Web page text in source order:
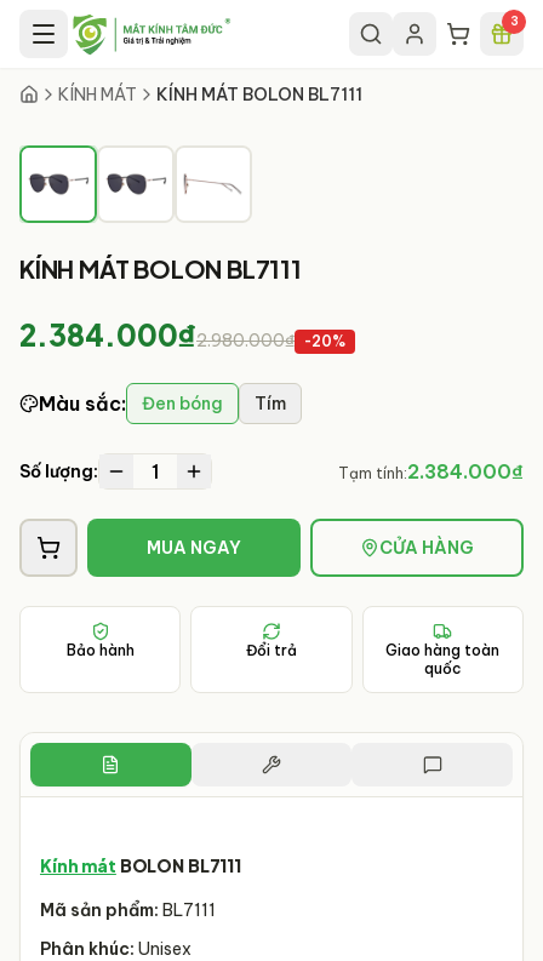
Chuyển đến nội dung chính 3
KÍNH MÁT KÍNH MÁT BOLON BL7111
KÍNH MÁT BOLON BL7111
2.384.000₫2.980.000₫ -20%
Màu sắc: Đen bóng Tím
Số lượng: 1 Tạm tính:2.384.000₫
MUA NGAY CỬA HÀNG
Bảo hành Đổi trả
Giao hàng toàn
quốc
Kính mát BOLON BL7111
Mã sản phẩm: BL7111
Phân khúc: Unisex